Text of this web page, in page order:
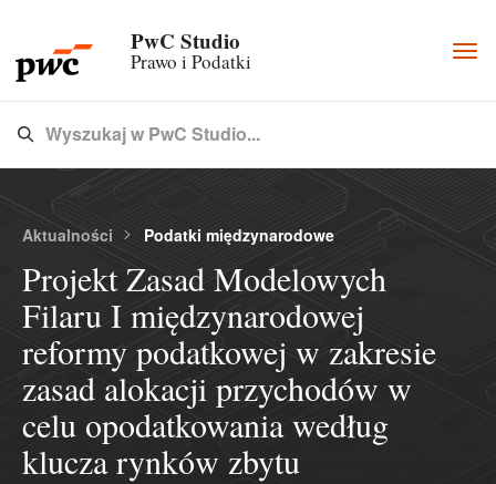
PwC Studio
Prawo i Podatki
Type 3 or more characters for results.
Wyszukaj w PwC Studio...
Aktualności Podatki międzynarodowe
Projekt Zasad Modelowych
Filaru I międzynarodowej
reformy podatkowej w zakresie
zasad alokacji przychodów w
celu opodatkowania według
klucza rynków zbytu